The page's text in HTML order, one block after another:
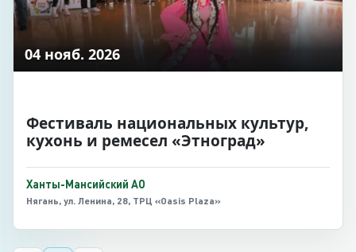
04 нояб. 2026
Фестиваль национальных культур,
кухонь и ремесел «Этноград»
Ханты-Мансийский АО
Нягань, ул. Ленина, 28, ТРЦ «Oasis Plaza»